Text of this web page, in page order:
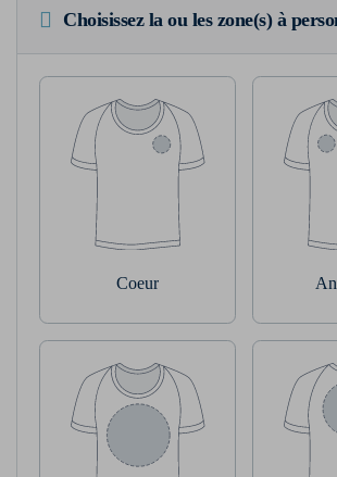
Choisissez la ou les zone(s) à
Coeur